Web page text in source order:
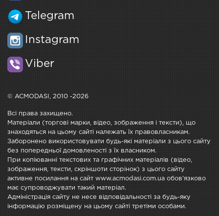
Telegram
Instagram
Viber
© ACMODASI, 2010 -2026
Всі права захищено.
Матеріали (торгові марки, відео, зображення і тексти), що
знаходяться на цьому сайті належать їх правовласникам.
Заборонено використовувати будь-які матеріали з цього сайту
без попередньої домовленості з їх власником.
При копіюванні текстових та графічних матеріалів (відео,
зображення, тексти, скріншоти сторінок) з цього сайту
активне посилання на сайт www.acmodasi.com.ua обов'язково
має супроводжувати такий матеріал.
Адміністрація сайту не несе відповідальності за будь-яку
інформацію розміщену на цьому сайті третіми особами.